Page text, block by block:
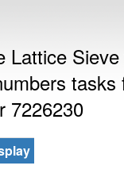
Lattice
tasks
7226230